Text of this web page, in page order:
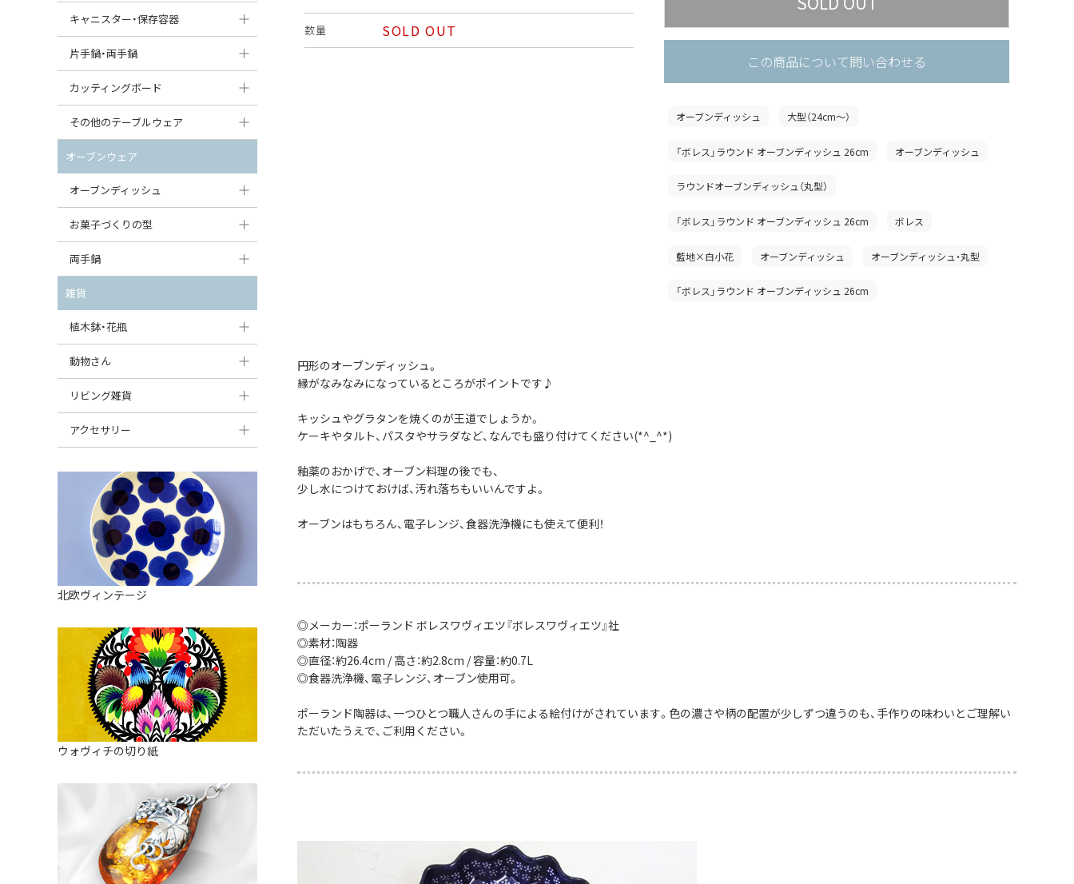
数量
SOLD OUT
この商品について問い合わせる
オーブンディッシュ 大型（24cm〜）
「ボレス」ラウンド オーブンディッシュ 26cm オーブンディッシュ
ラウンドオーブンディッシュ（丸型）
「ボレス」ラウンド オーブンディッシュ 26cm ボレス
藍地×白小花 オーブンディッシュ オーブンディッシュ・丸型
「ボレス」ラウンド オーブンディッシュ 26cm
円形のオーブンディッシュ。
縁がなみなみになっているところがポイントです♪
キッシュやグラタンを焼くのが王道でしょうか。
ケーキやタルト、パスタやサラダなど、なんでも盛り付けてください(*^_^*)
釉薬のおかげで、オーブン料理の後でも、
少し水につけておけば、汚れ落ちもいいんですよ。
オーブンはもちろん、電子レンジ、食器洗浄機にも使えて便利！
◎メーカー：ポーランド ボレスワヴィエツ『ボレスワヴィエツ』社
◎素材：陶器
◎直径：約26.4cm / 高さ：約2.8cm / 容量：約0.7L
◎食器洗浄機、電子レンジ、オーブン使用可。
ポーランド陶器は、一つひとつ職人さんの手による絵付けがされています。色の濃さや柄の配置が少しずつ違うのも、手作りの味わいとご理解い
ただいたうえで、ご利用ください。
すべて見る
丸皿
スープ皿
ダルマプレート
たまご型プレート
ハート型プレート
変形プレート
分割ディッシュ
すべて見る
中鉢（16〜21cm）
丸鉢・どんぶり・ボウル
茶碗
オーバルボウル
ハートボウル
葉っぱ型ボウル
りんご型ボウル
いちご型ボウル
星型ボウル
スープカップ
そば猪口・フリーカップ
ココット
薬味入れ
ミキシングボウル
すべて見る
りんごポット
りんごポット小
キャニスター・保存容器
キャニスター
つぼ
ガーリックポット
オニオンキャニスター
ガーリックキャニスター
チーズケース
バターディッシュ
六角形ポット
ボトル
すべて見る
片手鍋・両手鍋
ソースパン（片手鍋）
スープチュリーン
カッティングボード
角型カッティングボード
丸型カッティングボード
すべて見る
その他のテーブルウェア
調味料入れ
グレイヴィーボート
エッグカップ
ケーキスタンド
カトラリー
はしおき・カトラリーレスト
オーブンウェア
オーブンディッシュ
大型（24cm〜）
中型（18〜24cm）
スクエアオーブンディッシュ
オーバルオーブンディッシュ
すべて見る
お菓子づくりの型
パウンド型
マフィン型
すべて見る
両手鍋
チュリーン
キャセロール
すべて見る
雑貨
植木鉢・花瓶
植木鉢
花瓶
動物さん
フィギュア・置物
貯金箱
オーナメント
クリーマー
リビング雑貨
スツール
バス・洗面用品
家具小物
小物入れ
アロマポット
バスケット
装飾用タイル・プレート
ミニチュア
天使さま
カードスタンド
マグネット
すべて見る
アクセサリー
ペンダントトップ
すべて見る
北欧ヴィンテージ
ウォヴィチの切り紙